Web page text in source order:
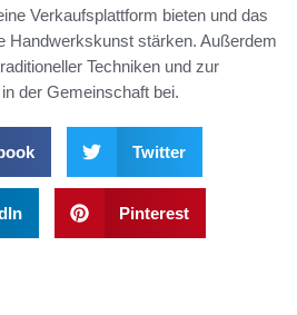
Verkaufsplattform bieten und das
Handwerkskunst stärken. Außerdem
Techniken und zur
der Gemeinschaft bei.
Twitter
Pinterest